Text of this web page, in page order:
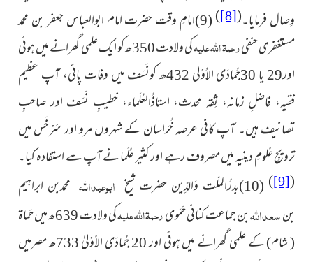
وِصالفرمایا۔(
[8]
)
(9)امامِ وقت حضرت امام ابوالعباس جعفر بن محمد
مستغفریحنفیرحمۃ اللہ علیہ
کی ولادت 350ھ کو ایک علمی گھرانے میں ہوئی
اور29 یا 30جُمادَی الاُوْلی 432ھ کونَسَف میں وفات پائی، آپ عظیم
فقیہ، فاضلِ زمانہ، ثِقہ محدث، استاذُالعُلَماء، خطیبِ نَسَف اور صاحبِ
تصانیف ہیں۔ آپ کافی عرصہ خُراسان کے شہروں مرو اور سَرْخَسمیں
ترویجِ عُلومِ دینیہ میں مصروف رہے اور کثیر عُلَما نے آپ سے استفادہ کیا۔
(
[9]
) (10)بدرُالملّت وَالدِّین حضرت شیخ ابوعبداللہمحمدبن ابراہیم
بنسعداللہبن جماعت کنانی حَمَویرحمۃ اللہ علیہکی ولادت 639ھ میں حَماۃ
( شام)
کے علمی گھرانے میں ہوئی اور 20 جُمادَی الاُوْلیٰ 733ھ مصرمیں